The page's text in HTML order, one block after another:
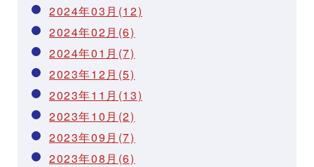
2024年03月(12)
2024年02月(6)
2024年01月(7)
2023年12月(5)
2023年11月(13)
2023年10月(2)
2023年09月(7)
2023年08月(6)